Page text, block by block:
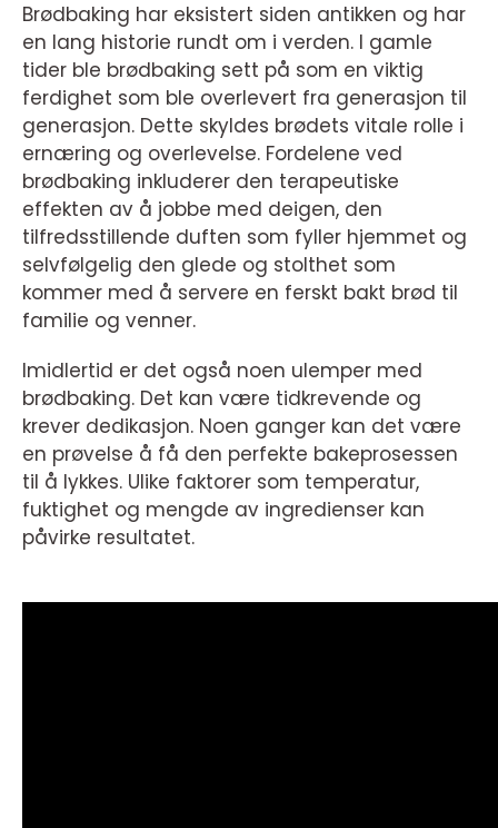
Brødbaking har eksistert siden antikken og har
en lang historie rundt om i verden. I gamle
tider ble brødbaking sett på som en viktig
ferdighet som ble overlevert fra generasjon til
generasjon. Dette skyldes brødets vitale rolle i
ernæring og overlevelse. Fordelene ved
brødbaking inkluderer den terapeutiske
effekten av å jobbe med deigen, den
tilfredsstillende duften som fyller hjemmet og
selvfølgelig den glede og stolthet som
kommer med å servere en ferskt bakt brød til
familie og venner.
Imidlertid er det også noen ulemper med
brødbaking. Det kan være tidkrevende og
krever dedikasjon. Noen ganger kan det være
en prøvelse å få den perfekte bakeprosessen
til å lykkes. Ulike faktorer som temperatur,
fuktighet og mengde av ingredienser kan
påvirke resultatet.